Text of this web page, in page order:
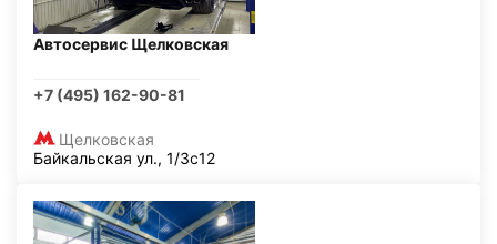
Автосервис Щелковская
+7 (495) 162-90-81
Щелковская
Байкальская ул., 1/3с12